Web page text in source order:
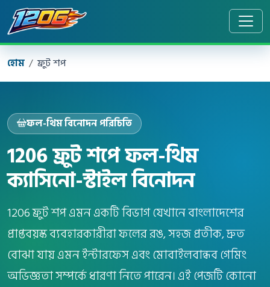
হোম ফ্রুট শপ
ফল-থিম বিনোদন পরিচিতি
1206 ফ্রুট শপে ফল-থিম
ক্যাসিনো-স্টাইল বিনোদন
1206 ফ্রুট শপ এমন একটি বিভাগ যেখানে বাংলাদেশের
প্রাপ্তবয়স্ক ব্যবহারকারীরা ফলের রঙ, সহজ প্রতীক, দ্রুত
বোঝা যায় এমন ইন্টারফেস এবং মোবাইলবান্ধব গেমিং
অভিজ্ঞতা সম্পর্কে ধারণা নিতে পারেন। এই পেজটি কোনো